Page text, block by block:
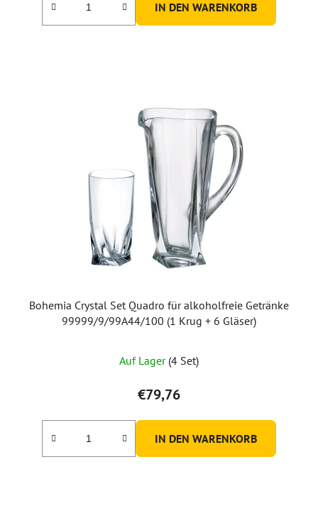
IN DEN WARENKORB
Bohemia Crystal Set Quadro für alkoholfreie Getränke
99999/9/99A44/100 (1 Krug + 6 Gläser)
durchschnittliche
Produktbewertung
ist
5,0
von
Auf Lager (4 Set)
€79,76
IN DEN WARENKORB